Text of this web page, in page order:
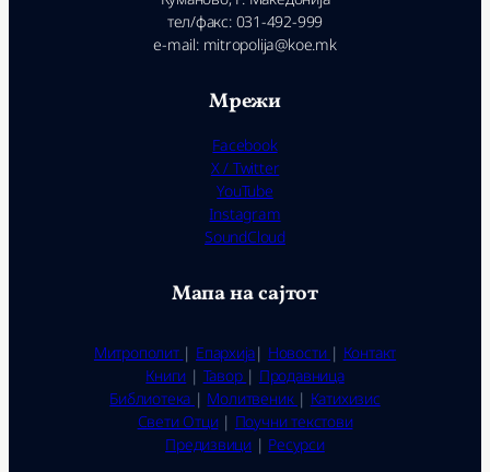
тел/факс: 031-492-999
e-mail: mitropolija@koe.mk
Мрежи
Facebook
X / Twitter
YouTube
Instagram
SoundCloud
Мапа на сајтот
Митрополит | Епархија| Новости | Контакт
Книги | Тавор | Продавница
Библиотека | Молитвеник | Катихизис
Свети Отци| Поучни текстови
Предизвици | Ресурси